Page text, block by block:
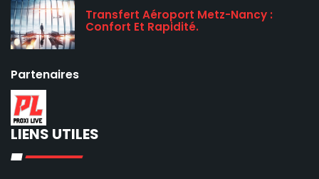
Transfert Aéroport Metz-Nancy :
Confort Et Rapidité.
Partenaires
LIENS UTILES